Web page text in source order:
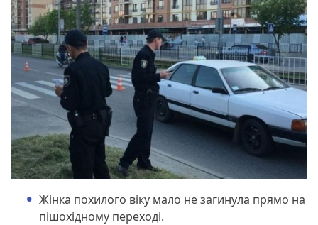
Жінка похилого віку мало не загинула прямо на
пішохідному переході.